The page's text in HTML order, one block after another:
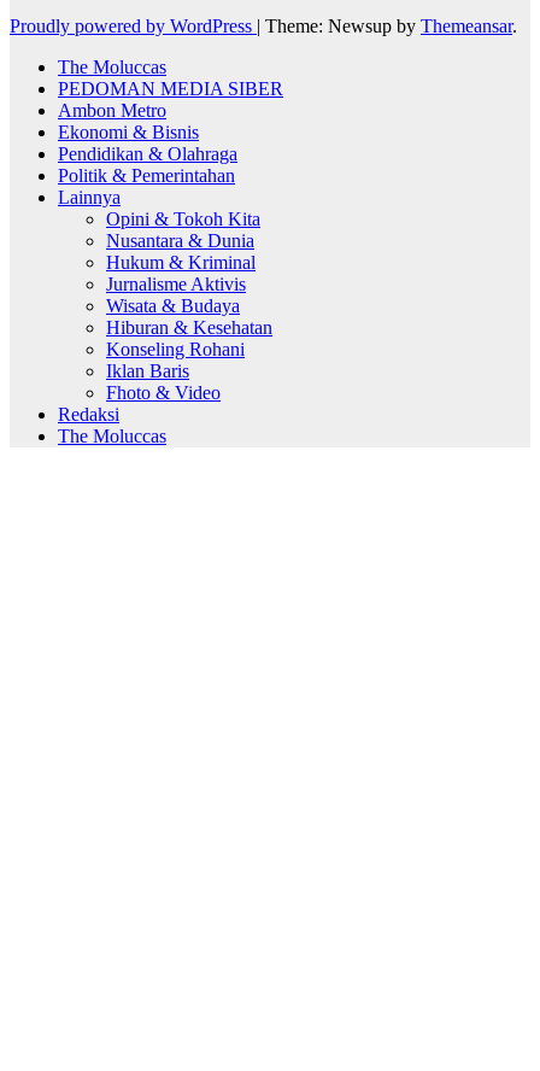
Proudly powered by WordPress | Theme: Newsup by Themeansar.
The Moluccas
PEDOMAN MEDIA SIBER
Ambon Metro
Ekonomi & Bisnis
Pendidikan & Olahraga
Politik & Pemerintahan
Lainnya
Opini & Tokoh Kita
Nusantara & Dunia
Hukum & Kriminal
Jurnalisme Aktivis
Wisata & Budaya
Hiburan & Kesehatan
Konseling Rohani
Iklan Baris
Fhoto & Video
Redaksi
The Moluccas